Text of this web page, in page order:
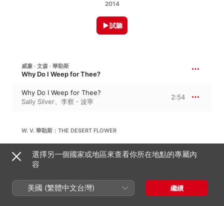
2014
試聽
威廉 · 文森 · 華勒斯
Why Do I Weep for Thee?
Why Do I Weep for Thee?
Sally Silver
李察・波寧
2:54
W. V. 華勒斯：THE DESERT FLOWER
Through the Pathless Forests Drear
李察・波寧
2:29
威廉 · 文森 · 華勒斯
Bird of the Wild Wing
選擇另一個國家或地區來查看你所在地點的專屬內
容
美國 (繁體中文台灣) 繼續